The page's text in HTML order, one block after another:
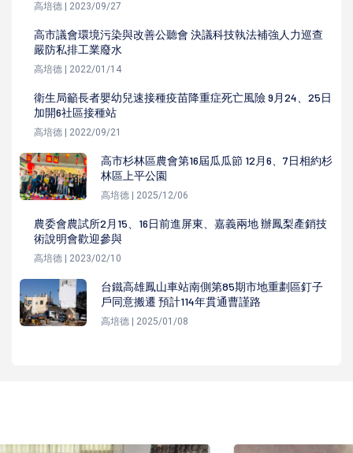
高培德 | 2023/09/27
高市議會環境污染與改善公聽會 決議科技執法補強人力巡查
嚴防私排工業廢水
高培德 | 2022/01/14
衛生局籲長者嬰幼兒速接種疫苗降重症死亡風險 9月24、25日
加開6社區接種站
高培德 | 2022/09/21
高市杉林區農會第16屆瓜瓜節 12月6、7日相約杉
林區上平公園
高培德 | 2025/12/06
農委會農試所2月15、16日前進屏東、嘉義兩地 辦鳳梨產銷技
術說明會歡迎參與
高培德 | 2023/02/10
台鐵高雄鳳山車站南側第85期市地重劃區釘子
戶同意搬遷 預計114年貫通曹謹路
高培德 | 2025/01/08